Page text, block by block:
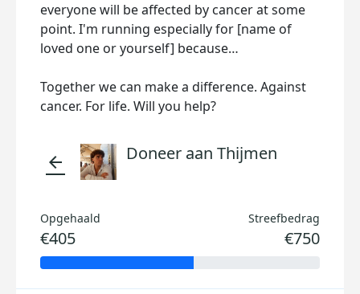
everyone will be affected by cancer at some
point. I'm running especially for [name of
loved one or yourself] because…
Together we can make a difference. Against
cancer. For life. Will you help?
arrow_back Doneer aan Thijmen
Opgehaald
€405
Streefbedrag
€750